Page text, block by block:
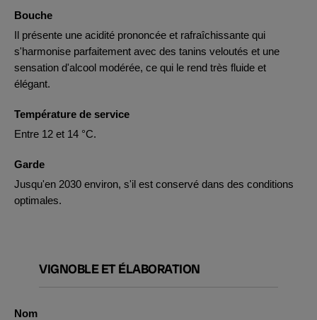
Bouche
Il présente une acidité prononcée et rafraîchissante qui
s'harmonise parfaitement avec des tanins veloutés et une
sensation d'alcool modérée, ce qui le rend très fluide et
élégant.
Température de service
Entre 12 et 14 °C.
Garde
Jusqu'en 2030 environ, s'il est conservé dans des conditions
optimales.
VIGNOBLE ET ÉLABORATION
Nom